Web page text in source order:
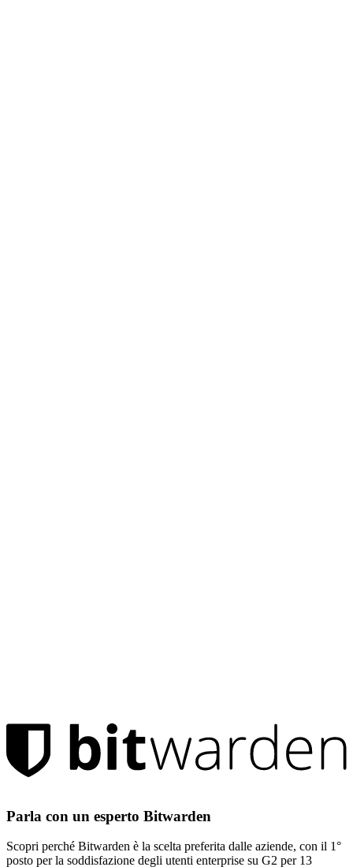
Parla con un esperto Bitwarden
Scopri perché Bitwarden è la scelta preferita dalle aziende, con il 1°
posto per la soddisfazione degli utenti enterprise su G2 per 13